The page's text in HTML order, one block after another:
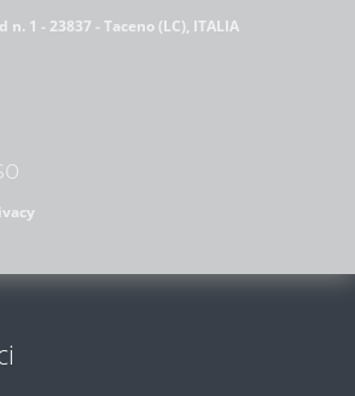
1 - 23837 - Taceno (LC), ITALIA